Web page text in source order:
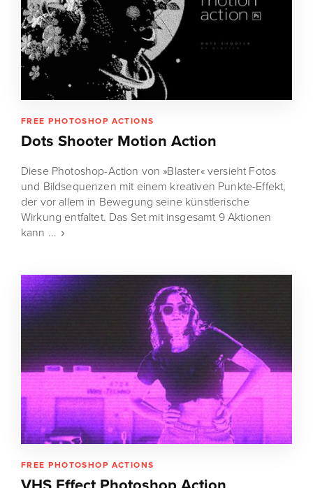
FREE PHOTOSHOP ACTIONS
Dots Shooter Motion Action
Diese Photoshop-Action von »Blaster« versieht Fotos
und Bildsequenzen mit einem kreativen Punkte-Effekt,
der vor allem in Bewegung seine künstlerische
Wirkung entfaltet. Das Set mit insgesamt 9 Aktionen
kann ...
FREE PHOTOSHOP ACTIONS